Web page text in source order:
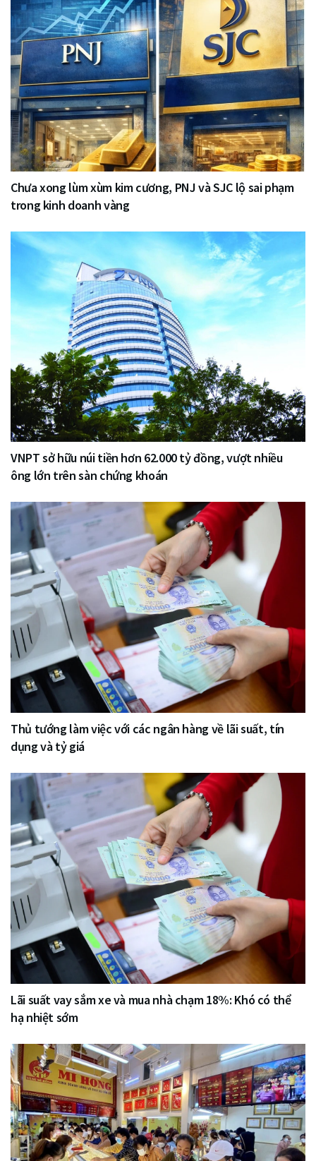
Chưa xong lùm xùm kim cương, PNJ và SJC lộ sai phạm
trong kinh doanh vàng
VNPT sở hữu núi tiền hơn 62.000 tỷ đồng, vượt nhiều
ông lớn trên sàn chứng khoán
Thủ tướng làm việc với các ngân hàng về lãi suất, tín
dụng và tỷ giá
Lãi suất vay sắm xe và mua nhà chạm 18%: Khó có thể
hạ nhiệt sớm